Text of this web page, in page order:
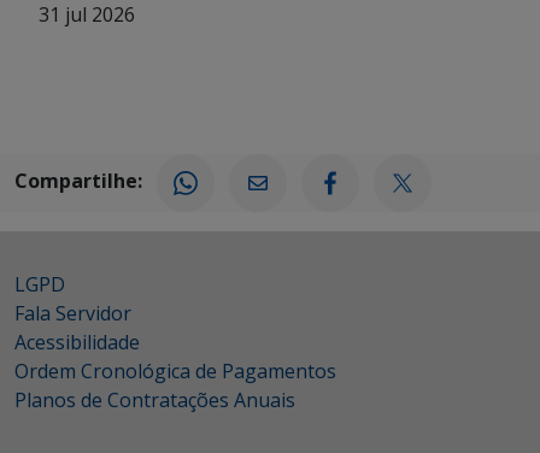
31 jul 2026
Compartilhe:
LGPD
Fala Servidor
Acessibilidade
Ordem Cronológica de Pagamentos
Planos de Contratações Anuais